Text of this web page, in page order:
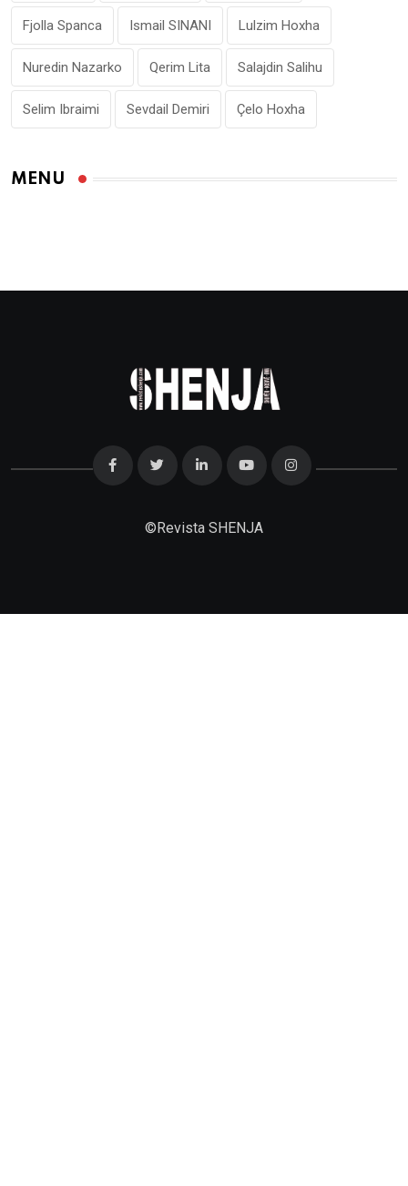
Fjolla Spanca Ismail SINANI Lulzim Hoxha
Nuredin Nazarko Qerim Lita Salajdin Salihu
Selim Ibraimi Sevdail Demiri Çelo Hoxha
MENU
©Revista SHENJA